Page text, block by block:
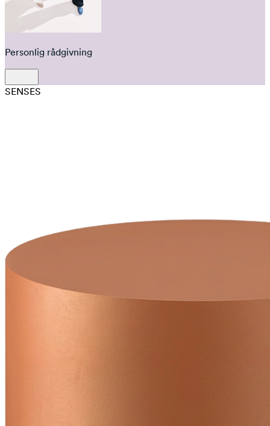
Personlig rådgivning
SENSES